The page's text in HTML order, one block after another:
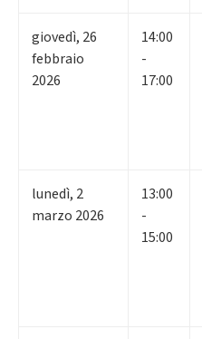
giovedì, 26
febbraio
2026
14:00
-
17:00
lunedì, 2
marzo 2026
13:00
-
15:00